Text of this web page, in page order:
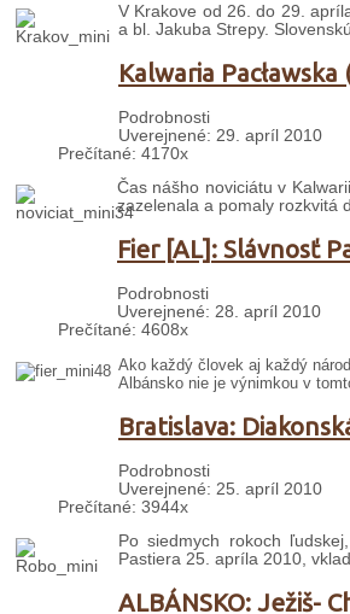
V Krakove od 26. do 29.
a bl. Jakuba Strepy.
Kalwaria
Podrobnosti
Uverejnené: 29. apríl 2010
Prečítané: 4170x
Čas nášho noviciátu v
zazelenala a pomaly rozkvitá
Fier [AL]: Slávnosť
Podrobnosti
Uverejnené: 28. apríl 2010
Prečítané: 4608x
Ako každý človek aj každý
Albánsko nie je výnimkou v
Bratislava:
Podrobnosti
Uverejnené: 25. apríl 2010
Prečítané: 3944x
Po siedmych rokoch
Pastiera 25. apríla 2010,
ALBÁNSKO: Ježiš-